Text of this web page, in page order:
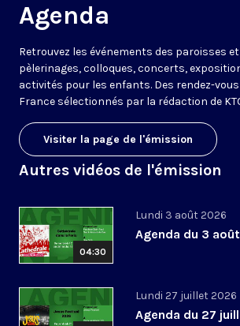
Agenda
Retrouvez les événements des paroisses
pèlerinages, colloques, concerts,
activités pour les enfants. Des rendez-
France sélectionnés par la rédaction de
Visiter la page de l'émission
Autres vidéos de l'émission
04:30
Lundi 3 août 2026
Agenda du 3
Lundi 27 juillet 2026
Agenda du 27